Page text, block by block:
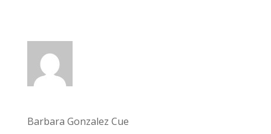
Barbara Gonzalez Cue